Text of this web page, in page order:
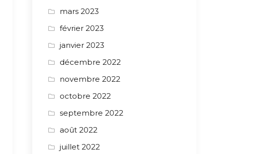
mars 2023
février 2023
janvier 2023
décembre 2022
novembre 2022
octobre 2022
septembre 2022
août 2022
juillet 2022